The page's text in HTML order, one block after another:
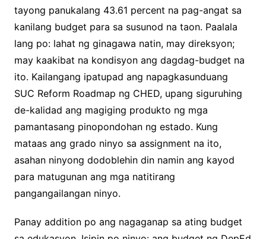
tayong panukalang 43.61 percent na pag-angat sa
kanilang budget para sa susunod na taon. Paalala
lang po: lahat ng ginagawa natin, may direksyon;
may kaakibat na kondisyon ang dagdag-budget na
ito. Kailangang ipatupad ang napagkasunduang
SUC Reform Roadmap ng CHED, upang siguruhing
de-kalidad ang magiging produkto ng mga
pamantasang pinopondohan ng estado. Kung
mataas ang grado ninyo sa assignment na ito,
asahan ninyong dodoblehin din namin ang kayod
para matugunan ang mga natitirang
pangangailangan ninyo.
Panay addition po ang nagaganap sa ating budget